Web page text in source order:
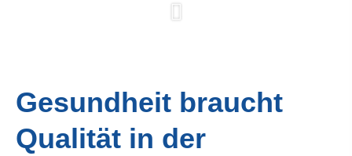
Gesundheit braucht
Qualität in der